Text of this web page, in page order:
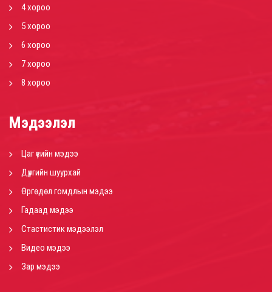
4 хороо
5 хороо
6 хороо
7 хороо
8 хороо
Мэдээлэл
Цаг үеийн мэдээ
Дүүргийн шуурхай
Өргөдөл гомдлын мэдээ
Гадаад мэдээ
Стастистик мэдээлэл
Видео мэдээ
Зар мэдээ